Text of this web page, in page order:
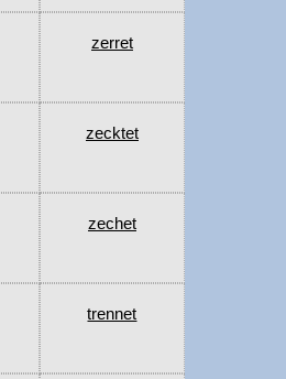
zerret
zecktet
zechet
trennet